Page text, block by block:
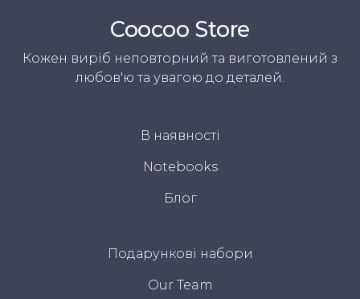
Coocoo Store
Кожен виріб неповторний та виготовлений з
любов'ю та увагою до деталей.
В наявності
Notebooks
Блог
Подарункові набори
Our Team